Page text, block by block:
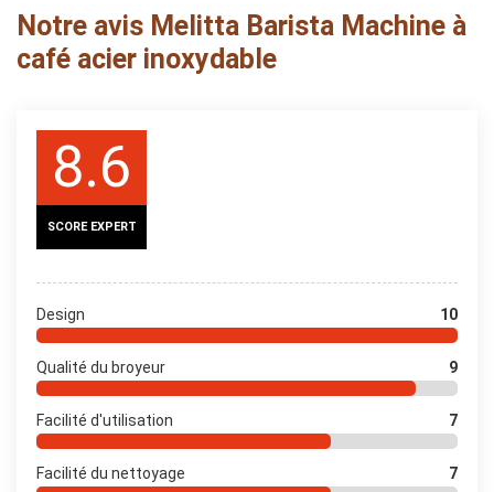
Notre avis Melitta Barista Machine à
café acier inoxydable
8.6
SCORE EXPERT
Design 10
Qualité du broyeur 9
Facilité d'utilisation 7
Facilité du nettoyage 7